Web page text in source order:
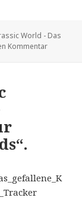
World - Das
Kommentarzu Auch